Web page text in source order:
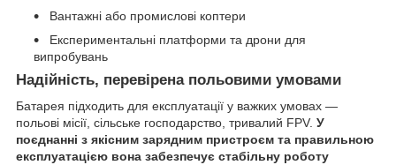
Вантажні або промислові коптери
Експериментальні платформи та дрони для
випробувань
Надійність, перевірена польовими умовами
Батарея підходить для експлуатації у важких умовах —
польові місії, сільське господарство, тривалий FPV. У
поєднанні з якісним зарядним пристроєм та правильною
експлуатацією вона забезпечує стабільну роботу